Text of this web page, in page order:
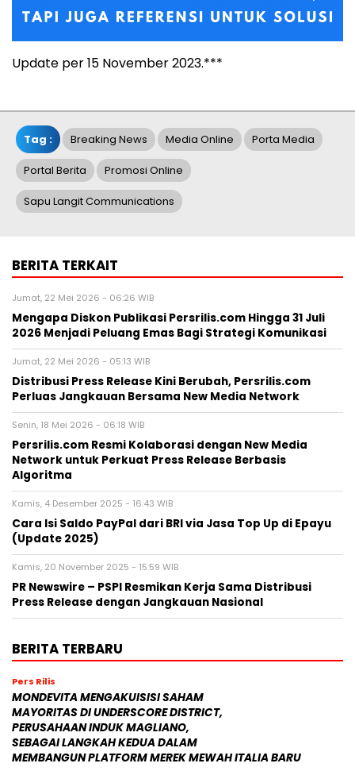
Update per 15 November 2023.***
Tag : Breaking News Media Online Porta Media
Portal Berita Promosi Online
Sapu Langit Communications
BERITA TERKAIT
Jumat, 22 Mei 2026 - 06:26 WIB
Mengapa Diskon Publikasi Persrilis.com Hingga 31 Juli
2026 Menjadi Peluang Emas Bagi Strategi Komunikasi
Jumat, 22 Mei 2026 - 05:13 WIB
Distribusi Press Release Kini Berubah, Persrilis.com
Perluas Jangkauan Bersama New Media Network
Senin, 18 Mei 2026 - 06:18 WIB
Persrilis.com Resmi Kolaborasi dengan New Media
Network untuk Perkuat Press Release Berbasis
Algoritma
Kamis, 4 Desember 2025 - 16:43 WIB
Cara Isi Saldo PayPal dari BRI via Jasa Top Up di Epayu
(Update 2025)
Kamis, 20 November 2025 - 15:59 WIB
PR Newswire – PSPI Resmikan Kerja Sama Distribusi
Press Release dengan Jangkauan Nasional
BERITA TERBARU
Pers Rilis
MONDEVITA MENGAKUISISI SAHAM
MAYORITAS DI UNDERSCORE DISTRICT,
PERUSAHAAN INDUK MAGLIANO,
SEBAGAI LANGKAH KEDUA DALAM
MEMBANGUN PLATFORM MEREK MEWAH ITALIA BARU